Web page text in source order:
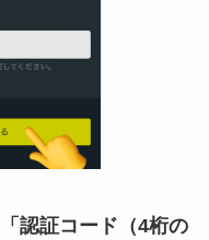
「認証コード（4桁の